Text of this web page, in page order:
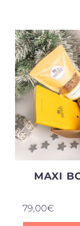
Produits sains
Click and collect
Traiteur
Cours
Accessoires
MAXI
79,00€